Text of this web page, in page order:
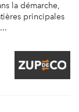
la démarche,
principales